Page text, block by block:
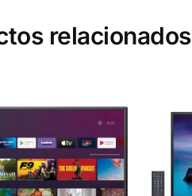
relacionados